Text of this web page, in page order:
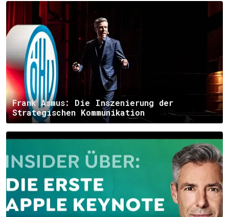
Frank Asmus: Die Inszenierung der
Strategischen Kommunikation